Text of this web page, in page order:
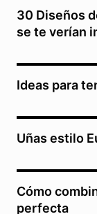
30 Diseños
se te verían
Ideas para
Uñas estilo
Cómo
perfecta